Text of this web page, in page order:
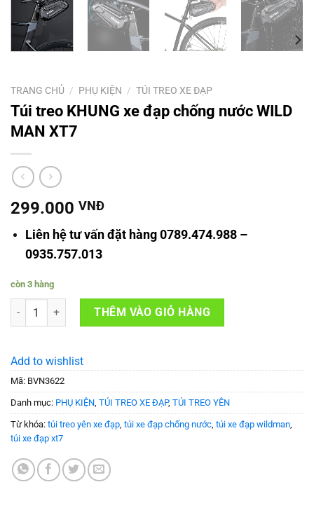
TRANG CHỦ / PHỤ KIỆN / TÚI TREO XE ĐẠP
Túi treo KHUNG xe đạp chống nước WILD
MAN XT7
299.000 VNĐ
Liên hệ tư vấn đặt hàng 0789.474.988 –
0935.757.013
còn 3 hàng
Túi treo KHUNG xe đạp chống nước WILD MAN XT7 số lượng
THÊM VÀO GIỎ HÀNG
Add to wishlist
Mã: BVN3622
Danh mục: PHỤ KIỆN, TÚI TREO XE ĐẠP, TÚI TREO YÊN
Từ khóa: túi treo yên xe đạp, túi xe đạp chống nước, túi xe đạp wildman,
túi xe đạp xt7